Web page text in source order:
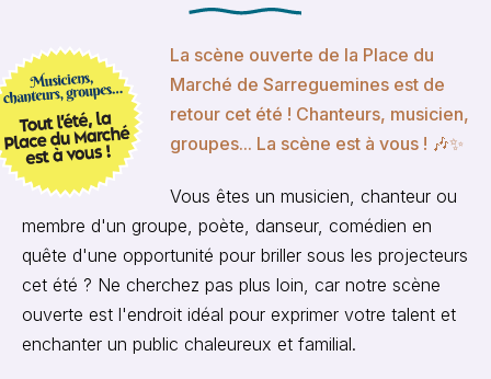
La scène ouverte de la Place du
Marché de Sarreguemines est de
retour cet été ! Chanteurs, musicien,
groupes... La scène est à vous ! 🎶✨
Vous êtes un musicien, chanteur ou
membre d'un groupe, poète, danseur, comédien en
quête d'une opportunité pour briller sous les projecteurs
cet été ? Ne cherchez pas plus loin, car notre scène
ouverte est l'endroit idéal pour exprimer votre talent et
enchanter un public chaleureux et familial.